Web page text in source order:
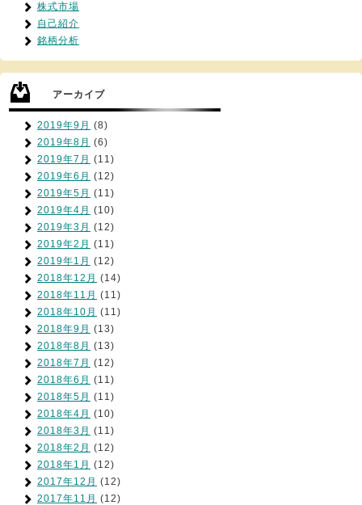
株式市場
自己紹介
銘柄分析
アーカイブ
2019年9月 (8)
2019年8月 (6)
2019年7月 (11)
2019年6月 (12)
2019年5月 (11)
2019年4月 (10)
2019年3月 (12)
2019年2月 (11)
2019年1月 (12)
2018年12月 (14)
2018年11月 (11)
2018年10月 (11)
2018年9月 (13)
2018年8月 (13)
2018年7月 (12)
2018年6月 (11)
2018年5月 (11)
2018年4月 (10)
2018年3月 (11)
2018年2月 (12)
2018年1月 (12)
2017年12月 (12)
2017年11月 (12)